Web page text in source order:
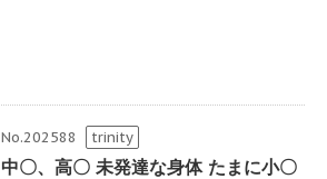
No.202588 trinity
中〇、高〇 未発達な身体 たまに小〇